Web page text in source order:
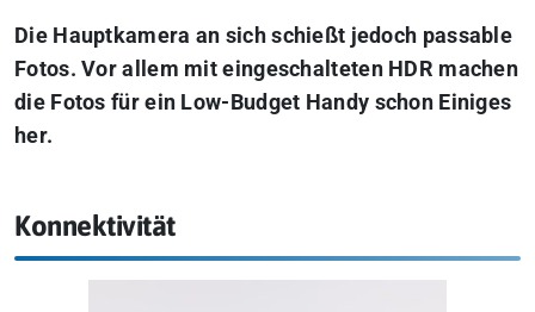
Die Hauptkamera an sich schießt jedoch passable
Fotos. Vor allem mit eingeschalteten HDR machen
die Fotos für ein Low-Budget Handy schon Einiges
her.
Konnektivität